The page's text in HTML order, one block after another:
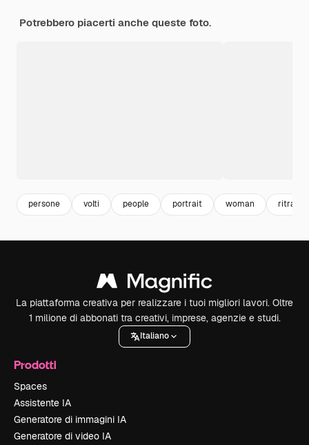
Potrebbero piacerti anche queste foto.
persone volti people portrait woman ritratto
La piattaforma creativa per realizzare i tuoi migliori lavori. Oltre
1 milione di abbonati tra creativi, imprese, agenzie e studi.
Italiano
Prodotti
Spaces
Assistente IA
Generatore di immagini IA
Generatore di video IA